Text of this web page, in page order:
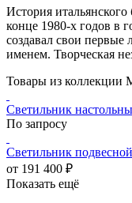
История
конце 1980-х годов в
создавал свои
именем. Творческая
Товары из коллекции
Светильник
По запросу
Светильник
от 191 400 ₽
Показать ещё